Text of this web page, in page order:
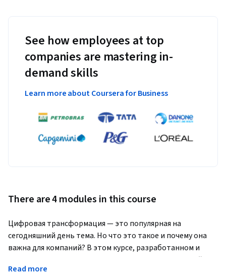
See how employees at top
companies are mastering in-
demand skills
Learn more about Coursera for Business
There are 4 modules in this course
Цифровая трансформация — это популярная на
сегодняшний день тема. Но что это такое и почему она
важна для компаний? В этом курсе, разработанном и
курируемом ведущими преподавателями Дарденской
школы бизнеса при Виргинском университете и
Read more